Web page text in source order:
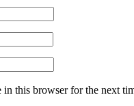
in this browser for the next